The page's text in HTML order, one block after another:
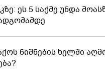
ეს 5 საქმე უნდა
ნიშნების ხელში